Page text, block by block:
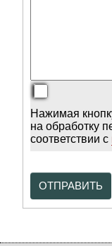
Нажимая
на обработку
соответствии с
ОТПРАВИТЬ